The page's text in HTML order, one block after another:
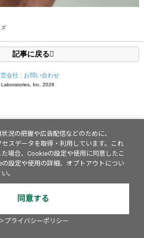
ズ
記事に戻る
会社 お問い合わせ
Inc. 2026
況の把握や広告配信などのために、
スデータを取得・利用しています。これ
場合、Cookieの設定や使用に同意したこ
の設定や使用の詳細、オプトアウトについ
。
同意する
プライバシーポリシー